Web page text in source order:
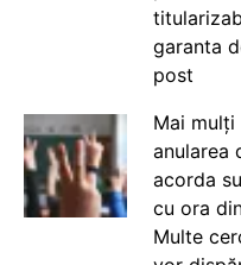
garanta
post
Mai
anularea
acorda
cu ora
Multe